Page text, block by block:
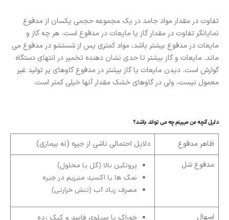
تفاوت در مقدار مواد جامد در یک مجموعه حجمی یکسان از مدفوع
نمایانگر تفاوت در مقدار گاز یا مایعات در مدفوع است. هر چه گاز و
مایعات در مدفوع بیشتر باشد، مواد کمتری پس از شستشو در مدفوع می
ماند. مایعات و گاز بیشتر تا حدی نشان دهنده تخمیر در انتهای دستگاه
گوارش است. دیدن مایعات یا گاز بیشتر در مدفوع گاوهای پر تولید غیر
معمول نیست، ولی در گاوهای خشک مقدار آنها خیلی کمتر است.
دلیل آنچه من میبینم چه می تواند باشد؟
ظاهر مدفوع
دلایل احتمالی ناشی از جیره (نه بیماری)
مدفوع شل
پروتئین بالا (کل یا محلول)
نمک ها یا اکسید منیزیم در جیره
مصرف زیاد آب (تنش حرارتی)
اسهال خوراک یا سیلوی فاسد و کپک زده